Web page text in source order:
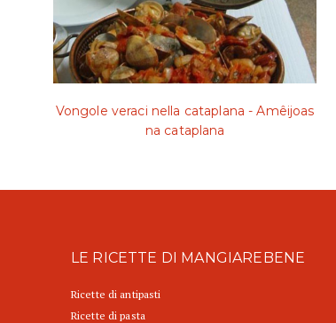
Vongole veraci nella cataplana - Amêijoas
na cataplana
LE RICETTE DI MANGIAREBENE
Ricette di antipasti
Ricette di pasta